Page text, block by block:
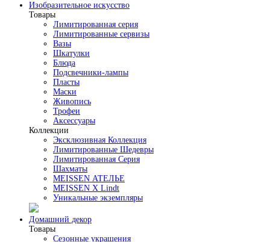
Изобразительное искусство
Товары
Лимитированная серия
Лимитированные сервизы
Вазы
Шкатулки
Блюда
Подсвечники-лампы
Пласты
Маски
Живопись
Трофеи
Аксессуары
Коллекции
Эксклюзивная Коллекция
Лимитированные Шедевры
Лимитированная Серия
Шахматы
MEISSEN АТЕЛЬЕ
MEISSEN X Lindt
Уникальные экземпляры
Домашний декор
Товары
Сезонные украшения